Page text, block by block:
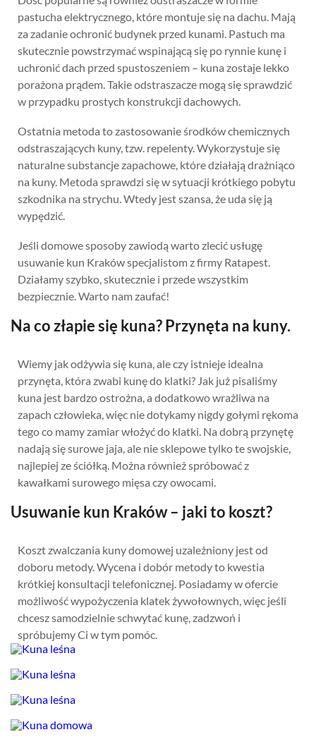
pastucha elektrycznego, które montuje się na dachu. Mają
za zadanie ochronić budynek przed kunami. Pastuch ma
skutecznie powstrzymać wspinającą się po rynnie kunę i
uchronić dach przed spustoszeniem – kuna zostaje lekko
porażona prądem. Takie odstraszacze mogą się sprawdzić
w przypadku prostych konstrukcji dachowych.
Ostatnia metoda to zastosowanie środków chemicznych
odstraszających kuny, tzw. repelenty. Wykorzystuje się
naturalne substancje zapachowe, które działają drażniąco
na kuny. Metoda sprawdzi się w sytuacji krótkiego pobytu
szkodnika na strychu. Wtedy jest szansa, że uda się ją
wypędzić.
Jeśli domowe sposoby zawiodą warto zlecić usługę
usuwanie kun Kraków specjalistom z firmy Ratapest.
Działamy szybko, skutecznie i przede wszystkim
bezpiecznie. Warto nam zaufać!
Na co złapie się kuna? Przynęta na kuny.
Wiemy jak odżywia się kuna, ale czy istnieje idealna
przynęta, która zwabi kunę do klatki? Jak już pisaliśmy
kuna jest bardzo ostrożna, a dodatkowo wrażliwa na
zapach człowieka, więc nie dotykamy nigdy gołymi rękoma
tego co mamy zamiar włożyć do klatki. Na dobrą przynętę
nadają się surowe jaja, ale nie sklepowe tylko te swojskie,
najlepiej ze ściółką. Można również spróbować z
kawałkami surowego mięsa czy owocami.
Usuwanie kun Kraków – jaki to koszt?
Koszt zwalczania kuny domowej uzależniony jest od
doboru metody. Wycena i dobór metody to kwestia
krótkiej konsultacji telefonicznej. Posiadamy w ofercie
możliwość wypożyczenia klatek żywołownych, więc jeśli
chcesz samodzielnie schwytać kunę, zadzwoń i
spróbujemy Ci w tym pomóc.